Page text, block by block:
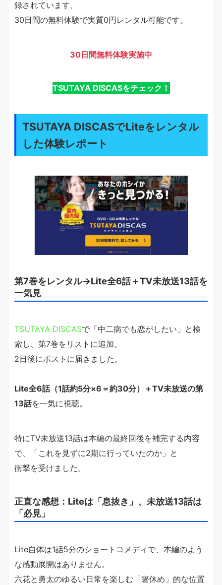
録されています。
30日間の無料体験で実質0円レンタル可能です。
30日間無料体験実施中
TSUTAYA DISCASをチェック！
TSUTAYA DISCASでLiteをレンタル
した体験レポート
第7巻をレンタル→Lite全6話＋TV未放送13話を
一気見
TSUTAYA DISCASで「中二病でも恋がしたい」と検
索し、第7巻をリストに追加。
2日後にポストに届きました。
Lite全6話（1話約5分×6＝約30分）＋TV未放送の第
13話を一気に視聴。
特にTV未放送13話は本編の最終回後を補完する内容
で、「これを見ずに2期に行っていたのか」と
衝撃を受けました。
正直な感想：Liteは「息抜き」、未放送13話は
「必見」
Lite自体は1話5分のショートコメディで、本編のよう
な感動展開はありません。
六花と勇太のゆるい日常を楽しむ「箸休め」的な位置